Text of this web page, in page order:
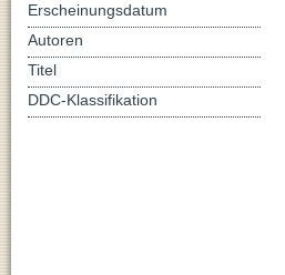
Erscheinungsdatum
Autoren
Titel
DDC-Klassifikation